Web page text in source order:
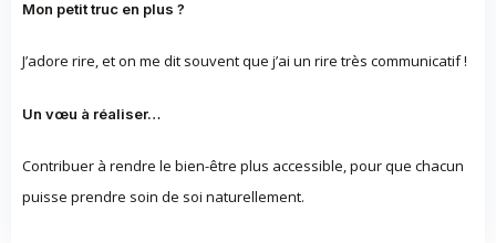
Mon petit truc en plus ?
J’adore rire, et on me dit souvent que j’ai un rire très communicatif !
Un vœu à réaliser…
Contribuer à rendre le bien-être plus accessible, pour que chacun
puisse prendre soin de soi naturellement.